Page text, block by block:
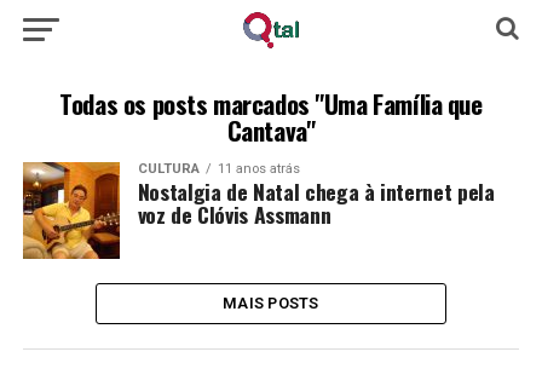
Todas os posts marcados "Uma Família que
Cantava"
CULTURA 11 anos atrás
Nostalgia de Natal chega à internet pela
voz de Clóvis Assmann
MAIS POSTS